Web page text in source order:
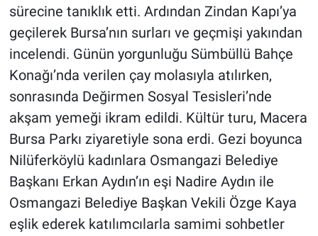
sürecine tanıklık etti. Ardından Zindan Kapı’ya
geçilerek Bursa’nın surları ve geçmişi yakından
incelendi. Günün yorgunluğu Sümbüllü Bahçe
Konağı’nda verilen çay molasıyla atılırken,
sonrasında Değirmen Sosyal Tesisleri’nde
akşam yemeği ikram edildi. Kültür turu, Macera
Bursa Parkı ziyaretiyle sona erdi. Gezi boyunca
Nilüferköylü kadınlara Osmangazi Belediye
Başkanı Erkan Aydın’ın eşi Nadire Aydın ile
Osmangazi Belediye Başkan Vekili Özge Kaya
eşlik ederek katılımcılarla samimi sohbetler